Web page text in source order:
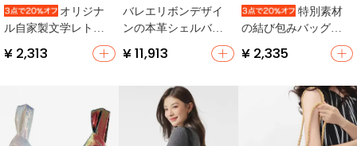
オリジナ
ル自家製文学レトロ
コーヒー色 ショルダ
ーバッグ
¥ 2,313
バレエリボンデザイ
ンの本革シェルバッ
グ【斜め掛け・スマ
ホ用】
¥ 11,913
特別素材
の結び包みバッグ
【正紅色・アートス
タイル・ショルダー
¥ 2,335